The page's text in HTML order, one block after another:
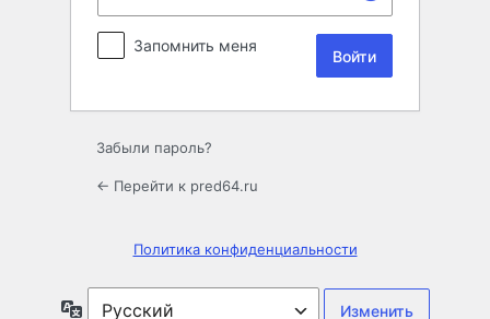
Запомнить меня
Забыли пароль?
← Перейти к pred64.ru
Политика конфиденциальности
Язык